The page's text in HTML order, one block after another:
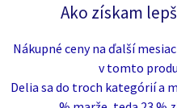
Ako získam
Nákupné ceny na ďalší
v tomto
Delia sa do troch kategórií a